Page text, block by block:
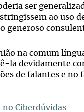
ser
ao uso
generoso
na comum
la devidamente
de falantes e no
no Ciberdúvidas